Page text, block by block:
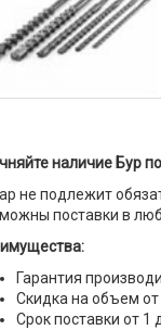
наличие Бур
не подлежит
поставки в
Гарантия
Скидка на объем от
Срок поставки от 1